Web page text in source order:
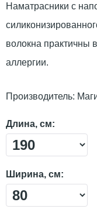
Наматрасники с
волокна практичны
аллергии.
Производитель:
Длина, см:
Ширина, см: